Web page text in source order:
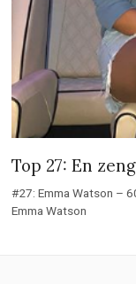
Top 27: En
#27: Emma Watson –
Emma Watson